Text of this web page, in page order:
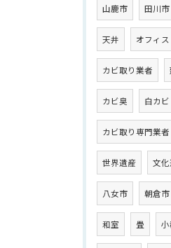
山鹿市 田川市
天井 オフィス
カビ取り業者
カビ臭 白カビ
カビ取り専門業者
世界遺産 文
八女市 朝倉市
和室 畳